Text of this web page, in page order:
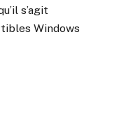
s’agit
Windows